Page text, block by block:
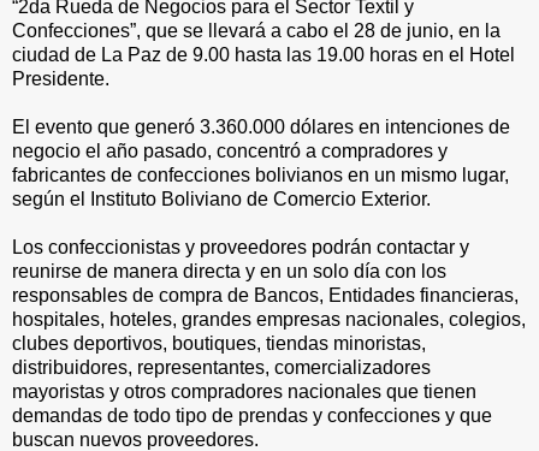
“2da Rueda de Negocios para el Sector Textil y
Confecciones”, que se llevará a cabo el 28 de junio, en la
ciudad de La Paz de 9.00 hasta las 19.00 horas en el Hotel
Presidente.
El evento que generó 3.360.000 dólares en intenciones de
negocio el año pasado, concentró a compradores y
fabricantes de confecciones bolivianos en un mismo lugar,
según el Instituto Boliviano de Comercio Exterior.
Los confeccionistas y proveedores podrán contactar y
reunirse de manera directa y en un solo día con los
responsables de compra de Bancos, Entidades financieras,
hospitales, hoteles, grandes empresas nacionales, colegios,
clubes deportivos, boutiques, tiendas minoristas,
distribuidores, representantes, comercializadores
mayoristas y otros compradores nacionales que tienen
demandas de todo tipo de prendas y confecciones y que
buscan nuevos proveedores.